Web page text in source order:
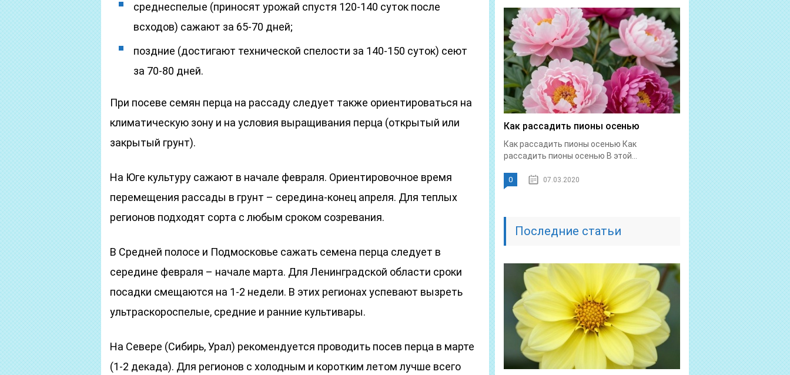
среднеспелые (приносят урожай спустя 120-140 суток после
всходов) сажают за 65-70 дней;
поздние (достигают технической спелости за 140-150 суток) сеют
за 70-80 дней.
При посеве семян перца на рассаду следует также ориентироваться на
климатическую зону и на условия выращивания перца (открытый или
закрытый грунт).
На Юге культуру сажают в начале февраля. Ориентировочное время
перемещения рассады в грунт – середина-конец апреля. Для теплых
регионов подходят сорта с любым сроком созревания.
В Средней полосе и Подмосковье сажать семена перца следует в
середине февраля – начале марта. Для Ленинградской области сроки
посадки смещаются на 1-2 недели. В этих регионах успевают вызреть
ультраскороспелые, средние и ранние культивары.
На Севере (Сибирь, Урал) рекомендуется проводить посев перца в марте
(1-2 декада). Для регионов с холодным и коротким летом лучше всего
Как рассадить пионы осенью
Как рассадить пионы осенью Как
рассадить пионы осенью В этой...
0 07.03.2020
Последние статьи